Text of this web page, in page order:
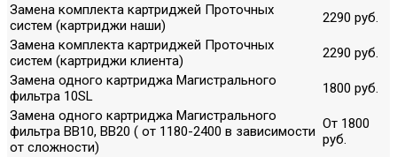
Замена комплекта картриджей Проточных
систем (картриджи наши)
2290 руб.
Замена комплекта картриджей Проточных
систем (картриджи клиента)
2290 руб.
Замена одного картриджа Магистрального
фильтра 10SL
1800 руб.
Замена одного картриджа Магистрального
фильтра ВВ10, ВВ20 ( от 1180-2400 в зависимости
от сложности)
От 1800
руб.